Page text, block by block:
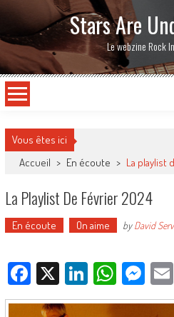
Stars Are
Le webzine Rock
Vous êtes ici
Accueil > En écoute > La playlist
La Playlist De Février 2024
En écoute On aime byDavid
Facebook
X LinkedIn